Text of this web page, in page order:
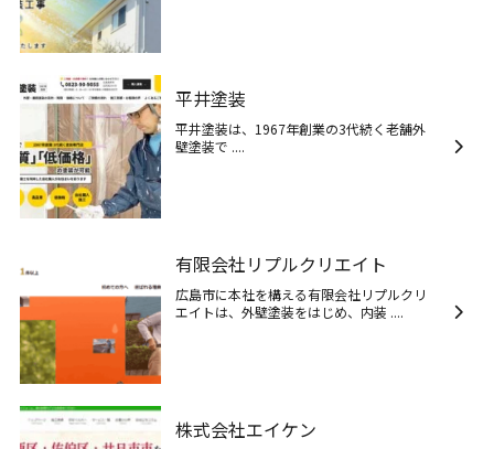
平井塗装
平井塗装は、1967年創業の3代続く老舗外
壁塗装で ....
有限会社リプルクリエイト
広島市に本社を構える有限会社リプルクリ
エイトは、外壁塗装をはじめ、内装 ....
株式会社エイケン